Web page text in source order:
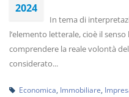
2024
In tema di
l’elemento letterale, cioè il
comprendere la reale volontà
considerato...
Economica Immobiliare